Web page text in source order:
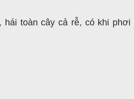
toàn cây cả rễ, có khi